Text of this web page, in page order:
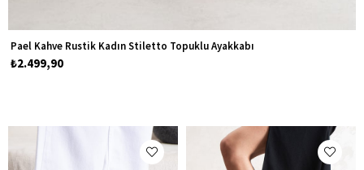
Pael Kahve Rustik Kadın Stiletto Topuklu Ayakkabı
₺2.499,90